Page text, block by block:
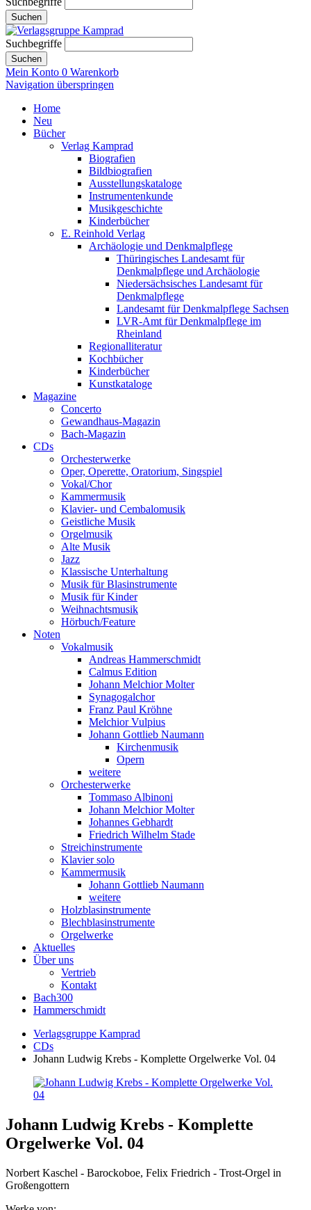
Suchen
Suchbegriffe
Suchen
Mein Konto 0 Warenkorb
Navigation überspringen
Home
Neu
Bücher
Verlag Kamprad
Biografien
Bildbiografien
Ausstellungskataloge
Instrumentenkunde
Musikgeschichte
Kinderbücher
E. Reinhold Verlag
Archäologie und Denkmalpflege
Thüringisches Landesamt für
Denkmalpflege und Archäologie
Niedersächsisches Landesamt für
Denkmalpflege
Landesamt für Denkmalpflege Sachsen
LVR-Amt für Denkmalpflege im
Rheinland
Regionalliteratur
Kochbücher
Kinderbücher
Kunstkataloge
Magazine
Concerto
Gewandhaus-Magazin
Bach-Magazin
CDs
Orchesterwerke
Oper, Operette, Oratorium, Singspiel
Vokal/Chor
Kammermusik
Klavier- und Cembalomusik
Geistliche Musik
Orgelmusik
Alte Musik
Jazz
Klassische Unterhaltung
Musik für Blasinstrumente
Musik für Kinder
Weihnachtsmusik
Hörbuch/Feature
Noten
Vokalmusik
Andreas Hammerschmidt
Calmus Edition
Johann Melchior Molter
Synagogalchor
Franz Paul Kröhne
Melchior Vulpius
Johann Gottlieb Naumann
Kirchenmusik
Opern
weitere
Orchesterwerke
Tommaso Albinoni
Johann Melchior Molter
Johannes Gebhardt
Friedrich Wilhelm Stade
Streichinstrumente
Klavier solo
Kammermusik
Johann Gottlieb Naumann
weitere
Holzblasinstrumente
Blechblasinstrumente
Orgelwerke
Aktuelles
Über uns
Vertrieb
Kontakt
Bach300
Hammerschmidt
Verlagsgruppe Kamprad
CDs
Johann Ludwig Krebs - Komplette Orgelwerke Vol. 04
Johann Ludwig Krebs - Komplette
Orgelwerke Vol. 04
Norbert Kaschel - Barockoboe, Felix Friedrich - Trost-Orgel in
Großengottern